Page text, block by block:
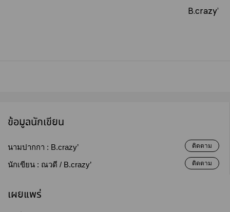
B.crazy’
ข้อมูลนักเขียน
นามปากกา : B.crazy’ ติดตาม
นักเขียน : ณวดี / B.crazy’ ติดตาม
เผยแพร่